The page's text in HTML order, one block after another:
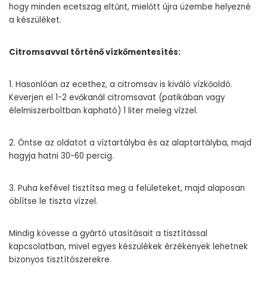
hogy minden ecetszag eltűnt, mielőtt újra üzembe helyezné
a készüléket.
Citromsavval történő vízkőmentesítés:
1. Hasonlóan az ecethez, a citromsav is kiváló vízkőoldó.
Keverjen el 1-2 evőkanál citromsavat (patikában vagy
élelmiszerboltban kapható) 1 liter meleg vízzel.
2. Öntse az oldatot a víztartályba és az alaptartályba, majd
hagyja hatni 30-60 percig.
3. Puha kefével tisztítsa meg a felületeket, majd alaposan
öblítse le tiszta vízzel.
Mindig kövesse a gyártó utasításait a tisztítással
kapcsolatban, mivel egyes készülékek érzékenyek lehetnek
bizonyos tisztítószerekre.